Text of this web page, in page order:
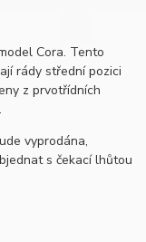
Cora. Tento
rády střední pozici
z prvotřídních
vyprodána,
s čekací lhůtou